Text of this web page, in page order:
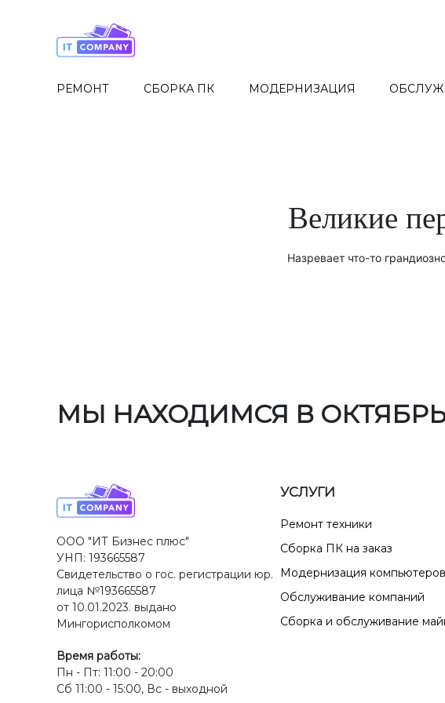
РЕМОНТ СБОРКА ПК МОДЕРНИЗАЦИЯ
Великие
Назревает что-то
МЫ НАХОДИМСЯ В
ООО "ИТ Бизнес плюс"
УНП: 193665587
Свидетельство о гос. регистрации юр.
лица №193665587
от 10.01.2023. выдано
Мингорисполкомом
Время работы:
Пн - Пт: 11:00 - 20:00
Сб 11:00 - 15:00, Вс - выходной
УСЛУГИ
Ремонт техники
Сборка ПК на заказ
Модернизация компьютеров
Обслуживание компаний
Сборка и обслуживание